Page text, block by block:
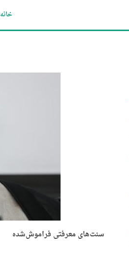
خانه
سنت‌­های معرفتی فراموش‌شده